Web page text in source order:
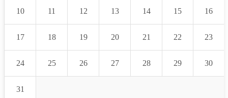
10 11 12 13 14 15 16
17 18 19 20 21 22 23
24 25 26 27 28 29 30
31